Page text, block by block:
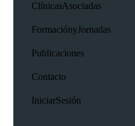
Clínicas Asociadas
Formación y Jornadas
Publicaciones
Contacto
Iniciar Sesión